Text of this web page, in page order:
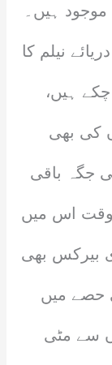
ہیں۔
نیلم کا
چکے ہیں،
کی بھی
جگہ باقی
وقت اس میں
بیرکس بھی
حصے میں
سے مٹی